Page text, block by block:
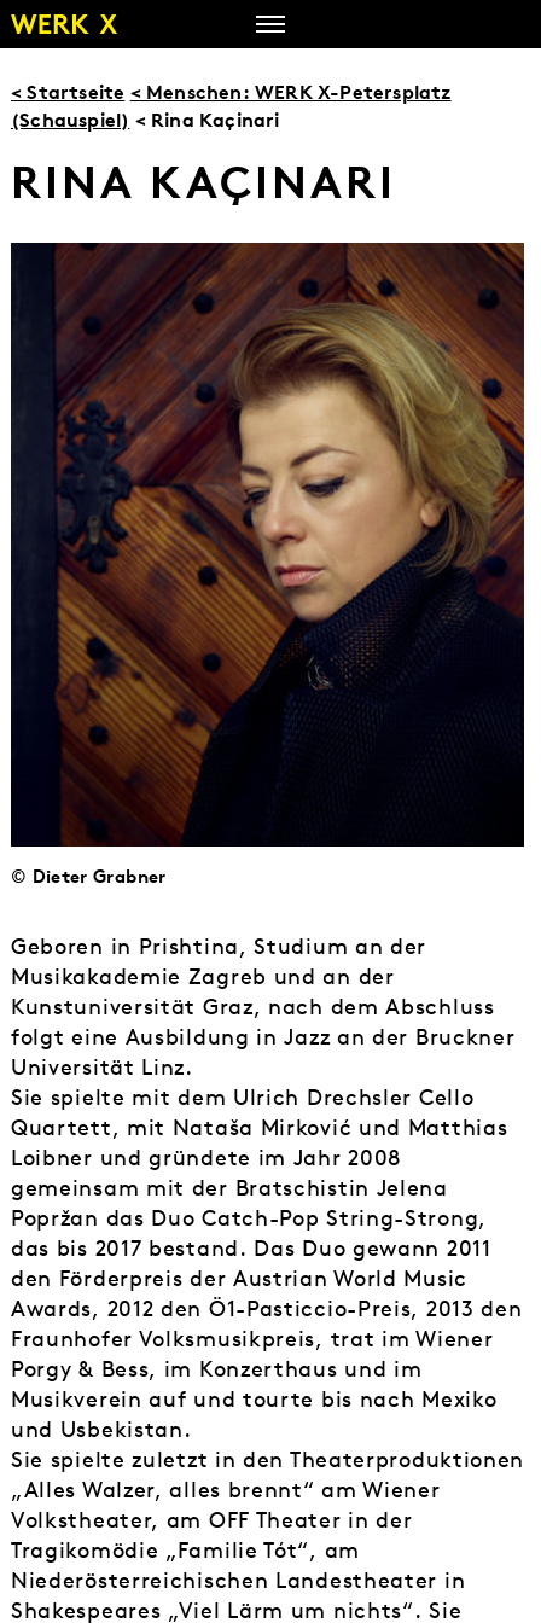
Zum
Inhalt
< Startseite < Menschen: WERK X-Petersplatz
(Schauspiel) < Rina Kaçinari
RINA KAÇINARI
© Dieter Grabner
Geboren in Prishtina, Studium an der
Musikakademie Zagreb und an der
Kunstuniversität Graz, nach dem Abschluss
folgt eine Ausbildung in Jazz an der Bruckner
Universität Linz.
Sie spielte mit dem Ulrich Drechsler Cello
Quartett, mit Nataša Mirković und Matthias
Loibner und gründete im Jahr 2008
gemeinsam mit der Bratschistin Jelena
Popržan das Duo Catch-Pop String-Strong,
das bis 2017 bestand. Das Duo gewann 2011
den Förderpreis der Austrian World Music
Awards, 2012 den Ö1-Pasticcio-Preis, 2013 den
Fraunhofer Volksmusikpreis, trat im Wiener
Porgy & Bess, im Konzerthaus und im
Musikverein auf und tourte bis nach Mexiko
und Usbekistan.
Sie spielte zuletzt in den Theaterproduktionen
„Alles Walzer, alles brennt“ am Wiener
Volkstheater, am OFF Theater in der
Tragikomödie „Familie Tót“, am
Niederösterreichischen Landestheater in
Shakespeares „Viel Lärm um nichts“. Sie